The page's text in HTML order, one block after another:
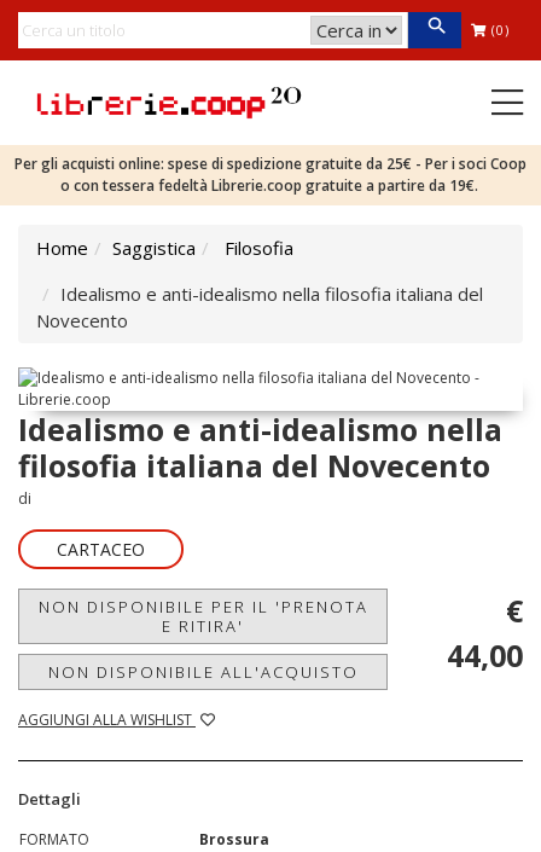
(0)
Per gli acquisti online: spese di spedizione gratuite da 25€ - Per i soci Coop
o con tessera fedeltà Librerie.coop gratuite a partire da 19€.
Home Saggistica
Filosofia
Idealismo e anti-idealismo nella filosofia italiana del
Novecento
Idealismo e anti-idealismo nella
filosofia italiana del Novecento
di
CARTACEO
NON DISPONIBILE PER IL 'PRENOTA
E RITIRA'
NON DISPONIBILE ALL'ACQUISTO
AGGIUNGI ALLA WISHLIST
€
44,00
Dettagli
FORMATO
Brossura